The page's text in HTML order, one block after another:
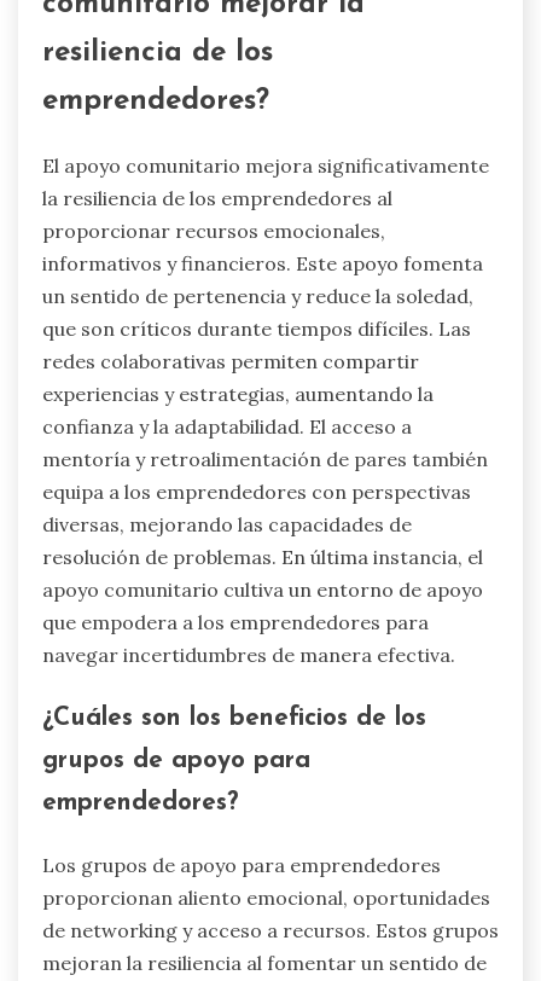
resiliencia de los
emprendedores?
El apoyo comunitario mejora significativamente
la resiliencia de los emprendedores al
proporcionar recursos emocionales,
informativos y financieros. Este apoyo fomenta
un sentido de pertenencia y reduce la soledad,
que son críticos durante tiempos difíciles. Las
redes colaborativas permiten compartir
experiencias y estrategias, aumentando la
confianza y la adaptabilidad. El acceso a
mentoría y retroalimentación de pares también
equipa a los emprendedores con perspectivas
diversas, mejorando las capacidades de
resolución de problemas. En última instancia, el
apoyo comunitario cultiva un entorno de apoyo
que empodera a los emprendedores para
navegar incertidumbres de manera efectiva.
¿Cuáles son los beneficios de los
grupos de apoyo para
emprendedores?
Los grupos de apoyo para emprendedores
proporcionan aliento emocional, oportunidades
de networking y acceso a recursos. Estos grupos
mejoran la resiliencia al fomentar un sentido de